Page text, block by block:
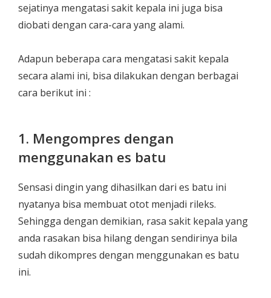
sejatinya mengatasi sakit kepala ini juga bisa
diobati dengan cara-cara yang alami.
Adapun beberapa cara mengatasi sakit kepala
secara alami ini, bisa dilakukan dengan berbagai
cara berikut ini :
1. Mengompres dengan
menggunakan es batu
Sensasi dingin yang dihasilkan dari es batu ini
nyatanya bisa membuat otot menjadi rileks.
Sehingga dengan demikian, rasa sakit kepala yang
anda rasakan bisa hilang dengan sendirinya bila
sudah dikompres dengan menggunakan es batu
ini.